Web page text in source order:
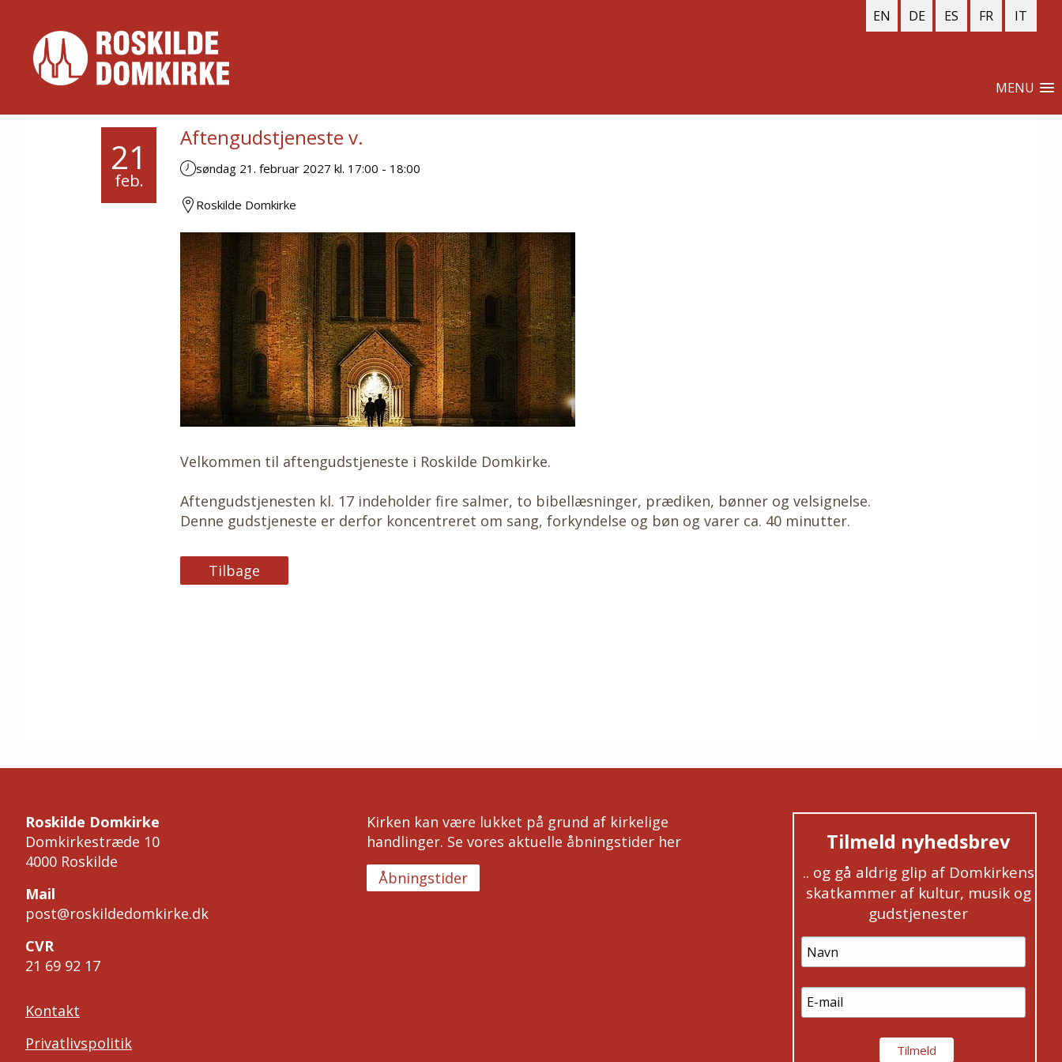
IT
FR
ES
DE
EN
MENU
21
feb.
Aftengudstjeneste v.
søndag 21. februar 2027 kl. 17:00 - 18:00
Roskilde Domkirke
Velkommen til aftengudstjeneste i Roskilde Domkirke.
Aftengudstjenesten kl. 17 indeholder fire salmer, to bibellæsninger, prædiken, bønner og velsignelse.
Denne gudstjeneste er derfor koncentreret om sang, forkyndelse og bøn og varer ca. 40 minutter.
Tilbage
Roskilde Domkirke
Domkirkestræde 10
4000 Roskilde
Mail
post@roskildedomkirke.dk
CVR
21 69 92 17
Kontakt
Privatlivspolitik
Kirken kan være lukket på grund af kirkelige
handlinger. Se vores aktuelle åbningstider her
Åbningstider
Tilmeld nyhedsbrev
.. og gå aldrig glip af Domkirkens
skatkammer af kultur, musik og
gudstjenester